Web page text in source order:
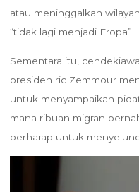
atau meninggalkan
“tidak lagi menjadi Eropa”.
Sementara itu,
presiden ric Zemmour
untuk menyampaikan
mana ribuan migran
berharap untuk